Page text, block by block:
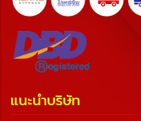
แนะนำบริษัท